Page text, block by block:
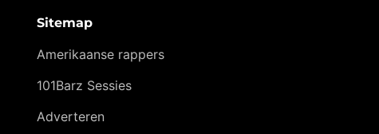
Sitemap
Amerikaanse rappers
101Barz Sessies
Adverteren